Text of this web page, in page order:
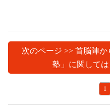
次のページ >> 首脳陣
塾」に関して
1